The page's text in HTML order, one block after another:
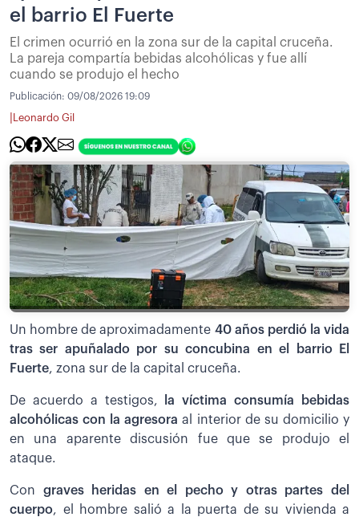
el barrio El Fuerte
El crimen ocurrió en la zona sur de la capital cruceña.
La pareja compartía bebidas alcohólicas y fue allí
cuando se produjo el hecho
Publicación: 09/08/2026 19:09
Leonardo Gil
Un hombre de aproximadamente 40 años perdió la vida
tras ser apuñalado por su concubina en el barrio El
Fuerte, zona sur de la capital cruceña.
De acuerdo a testigos, la víctima consumía bebidas
alcohólicas con la agresoraal interior de su domicilio y
en una aparente discusión fue que se produjo el
ataque.
Con graves heridas en el pecho y otras partes del
cuerpo, el hombre salió a la puerta de su vivienda a